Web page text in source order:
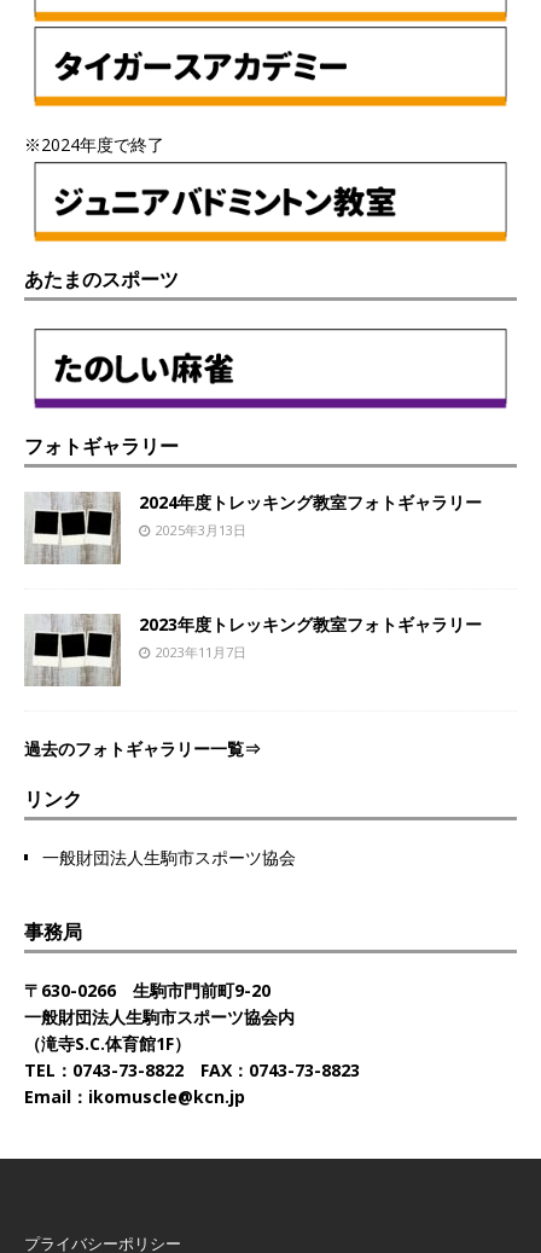
※2024年度で終了
あたまのスポーツ
フォトギャラリー
2024年度トレッキング教室フォトギャラリー
2025年3月13日
2023年度トレッキング教室フォトギャラリー
2023年11月7日
過去のフォトギャラリー一覧⇒
リンク
一般財団法人生駒市スポーツ協会
事務局
〒630-0266 生駒市門前町9-20
一般財団法人生駒市スポーツ協会内
（滝寺S.C.体育館1F）
TEL：0743-73-8822 FAX：0743-73-8823
Email：ikomuscle@kcn.jp
プライバシーポリシー